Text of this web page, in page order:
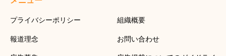
プライバシーポリシー 組織概要
報道理念 お問い合わせ